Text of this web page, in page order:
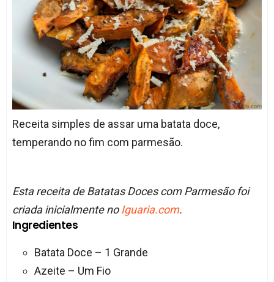
Receita simples de assar uma batata doce,
temperando no fim com parmesão.
Esta receita de Batatas Doces com Parmesão foi
criada inicialmente noIguaria.com.
Ingredientes
Batata Doce – 1 Grande
Azeite – Um Fio